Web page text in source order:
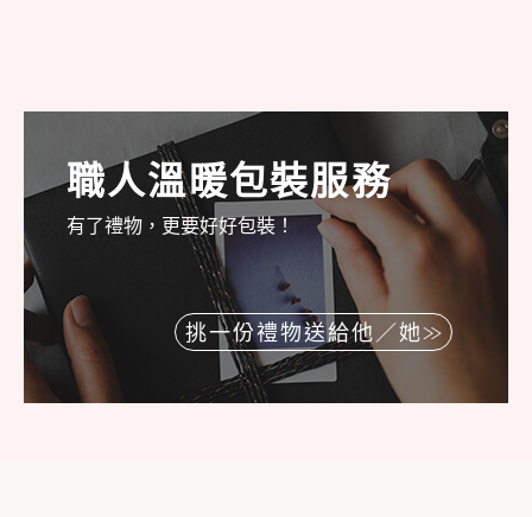
職人溫暖包裝服務
有了禮物，更要好好包裝！
挑一份禮物送給他／她